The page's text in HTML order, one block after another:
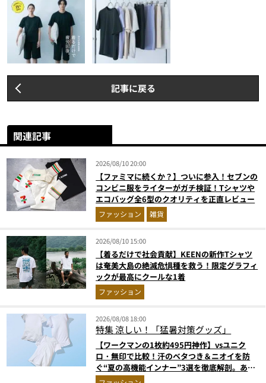
記事に戻る
関連記事
2026/08/10 20:00
【ファミマに続くか？】ついに参入！セブンの
コンビニ服をライターがガチ検証！Tシャツや
エコバッグ全6型のクオリティを正直レビュー
ファッション 雑貨
2026/08/10 15:00
【着るだけで社会貢献】KEENの新作Tシャツ
は奄美大島の絶滅危惧種を救う！限定グラフィ
ックが最高にクールな1着
ファッション
2026/08/08 18:00
特集涼しい！「猛暑対策グッズ」
【ワークマンの1枚約495円神作】vsユニク
ロ・無印で比較！汗のベタつき＆ニオイを防
ぐ“夏の高機能インナー”3選を徹底解剖。あな
たに最適な1着は？